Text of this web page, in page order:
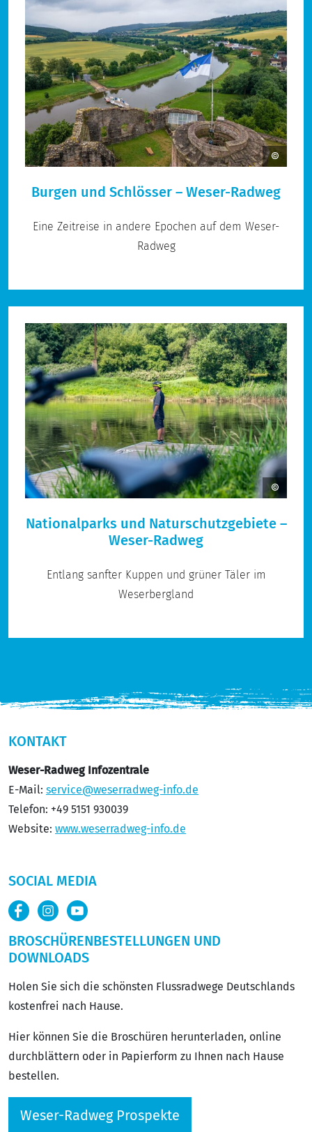
Burgen und Schlösser – Weser-Radweg
Eine Zeitreise in andere Epochen auf dem Weser-
Radweg
Nationalparks und Naturschutzgebiete –
Weser-Radweg
Entlang sanfter Kuppen und grüner Täler im
Weserbergland
KONTAKT
Weser-Radweg Infozentrale
E-Mail: service@weserradweg-info.de
Telefon: +49 5151 930039
Website: www.weserradweg-info.de
SOCIAL MEDIA
BROSCHÜRENBESTELLUNGEN UND
DOWNLOADS
Holen Sie sich die schönsten Flussradwege Deutschlands
kostenfrei nach Hause.
Hier können Sie die Broschüren herunterladen, online
durchblättern oder in Papierform zu Ihnen nach Hause
bestellen.
Weser-Radweg Prospekte